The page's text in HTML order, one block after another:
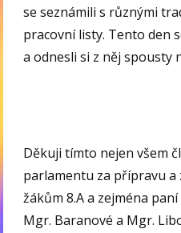
se seznámili s různými
pracovní listy. Tento den
a odnesli si z něj spousty
Děkuji tímto nejen všem
parlamentu za přípravu a
žákům 8.A a zejména
Mgr. Baranové a Mgr.